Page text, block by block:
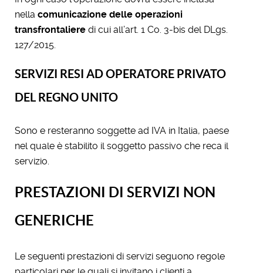
nella comunicazione delle operazioni
transfrontaliere di cui all’art. 1 Co. 3-bis del DLgs.
127/2015.
SERVIZI RESI AD OPERATORE PRIVATO
DEL REGNO UNITO
Sono e resteranno soggette ad IVA in Italia, paese
nel quale è stabilito il soggetto passivo che reca il
servizio.
PRESTAZIONI DI SERVIZI NON
GENERICHE
Le seguenti prestazioni di servizi seguono regole